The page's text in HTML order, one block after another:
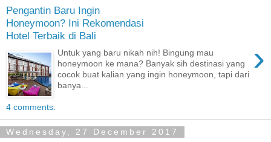
Pengantin Baru Ingin
Honeymoon? Ini Rekomendasi
Hotel Terbaik di Bali
›
Untuk yang baru nikah nih! Bingung mau
honeymoon ke mana? Banyak sih destinasi yang
cocok buat kalian yang ingin honeymoon, tapi dari
banya...
4 comments:
Wednesday, 27 December 2017